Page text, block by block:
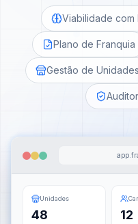
Viabilidade com
Plano de Franquia
Gestão de Unidades
Unidades
48 12